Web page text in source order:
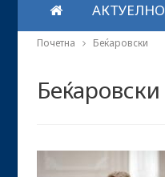
АКТУЕЛНО
Почетна Беќаровски
Беќаровски